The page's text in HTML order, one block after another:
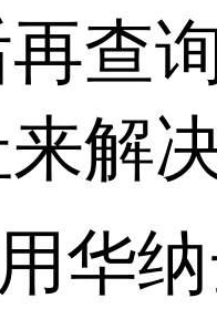
查
解
纳